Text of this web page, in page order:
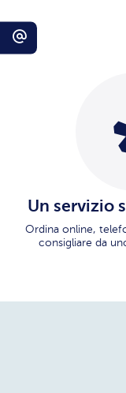
Un servizio
Ordina online,
consigliare da